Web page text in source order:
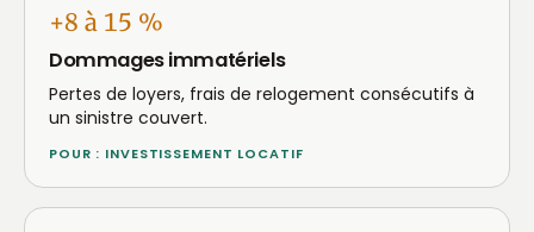
+8 à 15 %
Dommages immatériels
Pertes de loyers, frais de relogement consécutifs à
un sinistre couvert.
POUR : INVESTISSEMENT LOCATIF